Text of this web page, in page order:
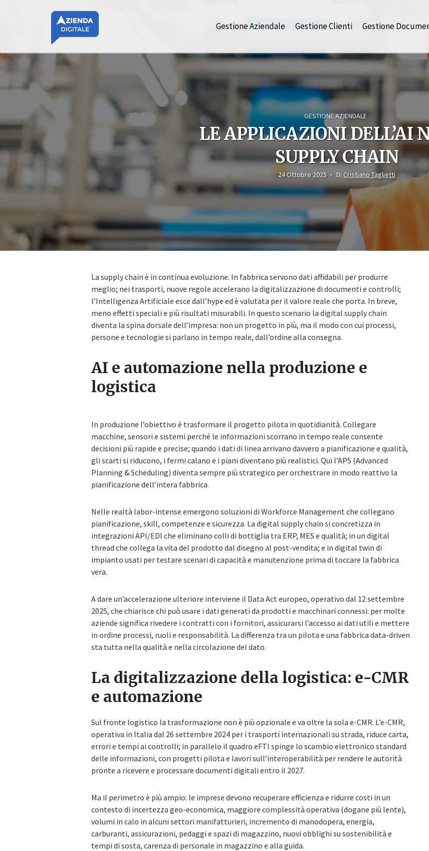
Gestione Aziendale Gestione Clienti Gestione
GESTIONE AZIENDALE
LE APPLICAZIONI DELL’AI
SUPPLY CHAIN
24 Ottobre 2025 DiCristiano Taglietti
La supply chain è in continua evoluzione. In fabbrica servono dati affidabili per produrre
meglio; nei trasporti, nuove regole accelerano la digitalizzazione di documenti e controlli;
l’Intelligenza Artificiale esce dall’hype ed è valutata per il valore reale che porta. In breve,
meno effetti speciali e più risultati misurabili. In questo scenario la digital supply chain
diventa la spina dorsale dell’impresa: non un progetto in più, ma il modo con cui processi,
persone e tecnologie si parlano in tempo reale, dall’ordine alla consegna.
AI e automazione nella produzione e
logistica
In produzione l’obiettivo è trasformare il progetto pilota in quotidianità. Collegare
macchine, sensori e sistemi perché le informazioni scorrano in tempo reale consente
decisioni più rapide e precise; quando i dati di linea arrivano davvero a pianificazione e qualità,
gli scarti si riducono, i fermi calano e i piani diventano più realistici. Qui l’APS (Advanced
Planning & Scheduling) diventa sempre più strategico per orchestrare in modo reattivo la
pianificazione dell’intera fabbrica.
Nelle realtà labor-intense emergono soluzioni di Workforce Management che collegano
pianificazione, skill, competenze e sicurezza. La digital supply chain si concretizza in
integrazioni API/EDI che eliminano colli di bottiglia tra ERP, MES e qualità; in un digital
thread che collega la vita del prodotto dal disegno al post-vendita; e in digital twin di
impianto usati per testare scenari di capacità e manutenzione prima di toccare la fabbrica
vera.
A dare un’accelerazione ulteriore interviene il Data Act europeo, operativo dal 12 settembre
2025, che chiarisce chi può usare i dati generati da prodotti e macchinari connessi: per molte
aziende significa rivedere i contratti con i fornitori, assicurarsi l’accesso ai dati utili e mettere
in ordine processi, ruoli e responsabilità. La differenza tra un pilota e una fabbrica data-driven
sta tutta nella qualità e nella circolazione del dato.
La digitalizzazione della logistica: e-CMR
e automazione
Sul fronte logistico la trasformazione non è più opzionale e va oltre la sola e-CMR. L’e-CMR,
operativa in Italia dal 26 settembre 2024 per i trasporti internazionali su strada, riduce carta,
errori e tempi ai controlli; in parallelo il quadro eFTI spinge lo scambio elettronico standard
delle informazioni, con progetti pilota e lavori sull’interoperabilità per rendere le autorità
pronte a ricevere e processare documenti digitali entro il 2027.
Ma il perimetro è più ampio: le imprese devono recuperare efficienza e ridurre costi in un
contesto di incertezza geo-economica, maggiore complessità operativa (dogane più lente),
volumi in calo in alcuni settori manifatturieri, incremento di manodopera, energia,
carburanti, assicurazioni, pedaggi e spazi di magazzino, nuovi obblighi su sostenibilità e
tempi di sosta, carenza di personale in magazzino e alla guida.